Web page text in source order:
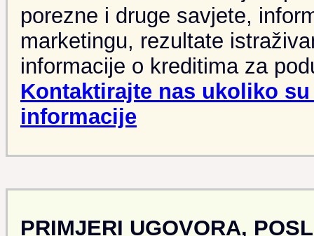
porezne i druge savjete,
marketingu, rezultate
informacije o kreditima za
Kontaktirajte nas ukoliko
informacije
PRIMJERI UGOVORA,